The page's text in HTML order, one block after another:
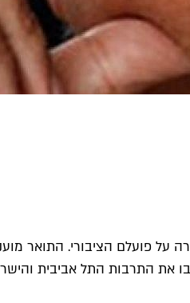
התרבות התל אביבית